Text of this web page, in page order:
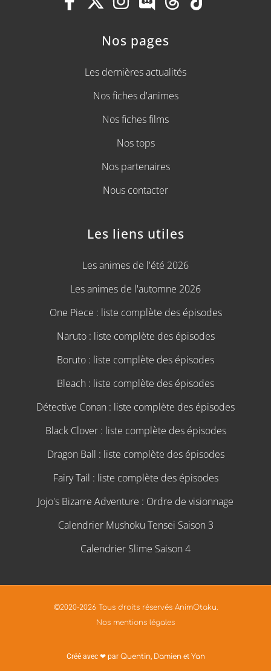
Nos pages
Les dernières actualités
Nos fiches d'animes
Nos fiches films
Nos tops
Nos partenaires
Nous contacter
Les liens utiles
Les animes de l'été 2026
Les animes de l'automne 2026
One Piece : liste complète des épisodes
Naruto : liste complète des épisodes
Boruto : liste complète des épisodes
Bleach : liste complète des épisodes
Détective Conan : liste complète des épisodes
Black Clover : liste complète des épisodes
Dragon Ball : liste complète des épisodes
Fairy Tail : liste complète des épisodes
Jojo's Bizarre Adventure : Ordre de visionnage
Calendrier Mushoku Tensei Saison 3
Calendrier Slime Saison 4
©2020-2026 Tous droits réservés AnimOtaku.
Nos mentions légales
Créé avec ❤ par Quentin, Damienet Yan